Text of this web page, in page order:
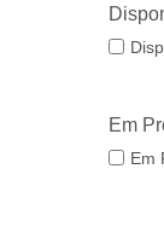
Em
Em